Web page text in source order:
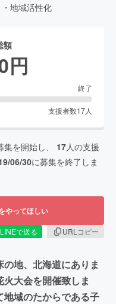
地域活性化
額
円
終了
支援者数17人
集を開始し、 17人の支援
06/30に募集を終了しま
やってほしい
LINEで送る
URLコピー
地、北海道にありま
大会を開催致しま
域のたからである子